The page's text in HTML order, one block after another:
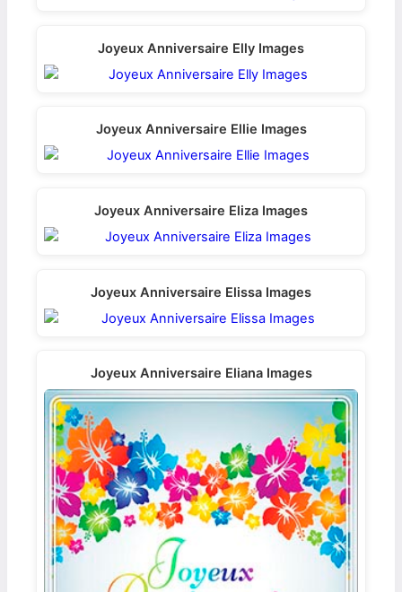
Joyeux Anniversaire Elly Images
Joyeux Anniversaire Ellie Images
Joyeux Anniversaire Eliza Images
Joyeux Anniversaire Elissa Images
Joyeux Anniversaire Eliana Images